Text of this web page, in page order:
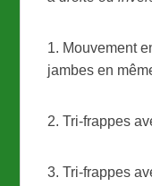
1. Mouvement
jambes en
2. Tri-frappes
3. Tri-frappes